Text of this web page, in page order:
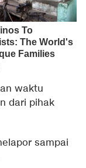
waktu
dari pihak
sampai